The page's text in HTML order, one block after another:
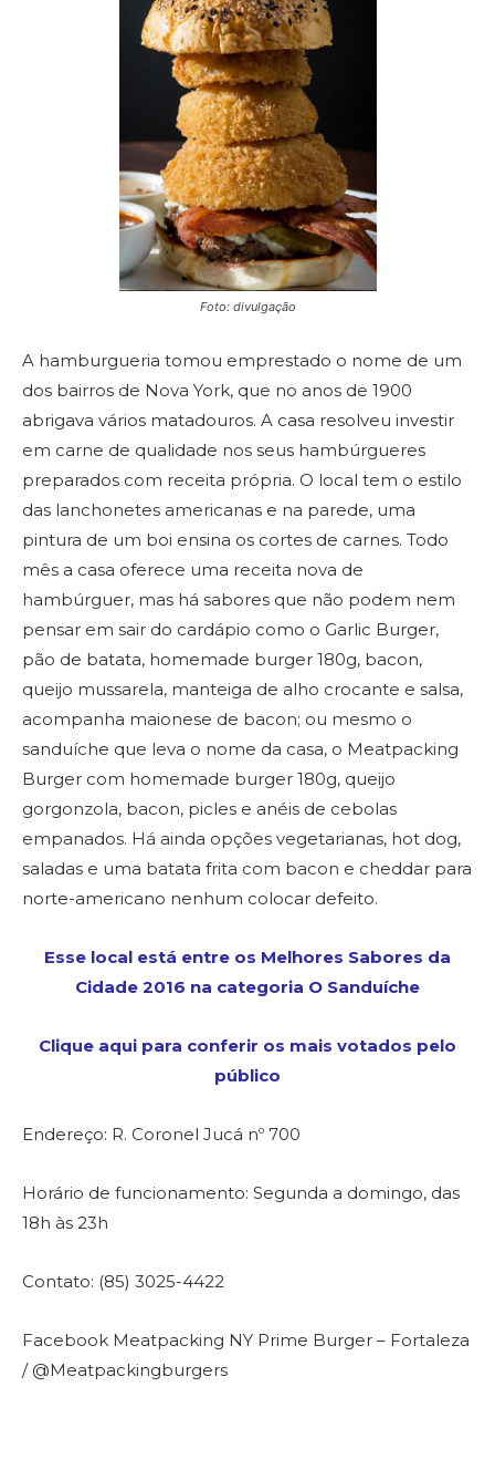
Foto: divulgação
A hamburgueria tomou emprestado o nome de um
dos bairros de Nova York, que no anos de 1900
abrigava vários matadouros. A casa resolveu investir
em carne de qualidade nos seus hambúrgueres
preparados com receita própria. O local tem o estilo
das lanchonetes americanas e na parede, uma
pintura de um boi ensina os cortes de carnes. Todo
mês a casa oferece uma receita nova de
hambúrguer, mas há sabores que não podem nem
pensar em sair do cardápio como o Garlic Burger,
pão de batata, homemade burger 180g, bacon,
queijo mussarela, manteiga de alho crocante e salsa,
acompanha maionese de bacon; ou mesmo o
sanduíche que leva o nome da casa, o Meatpacking
Burger com homemade burger 180g, queijo
gorgonzola, bacon, picles e anéis de cebolas
empanados. Há ainda opções vegetarianas, hot dog,
saladas e uma batata frita com bacon e cheddar para
norte-americano nenhum colocar defeito.
Esse local está entre os Melhores Sabores da
Cidade 2016 na categoria O Sanduíche
Clique aqui para conferir os mais votados pelo
público
Endereço: R. Coronel Jucá nº 700
Horário de funcionamento: Segunda a domingo, das
18h às 23h
Contato: (85) 3025-4422
Facebook Meatpacking NY Prime Burger – Fortaleza
/ @Meatpackingburgers